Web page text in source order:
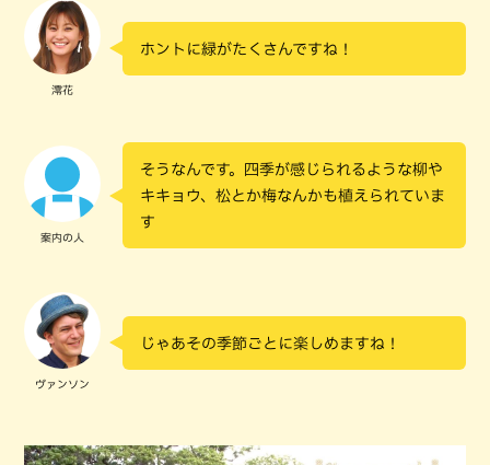
澪花
ホントに緑がたくさんですね！
案内の人
そうなんです。四季が感じられるような柳や
キキョウ、松とか梅なんかも植えられていま
す
ヴァンソン
じゃあその季節ごとに楽しめますね！